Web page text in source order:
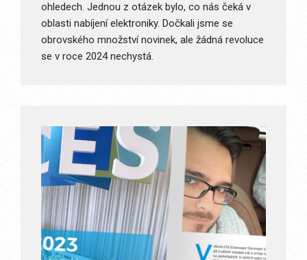
ohledech. Jednou z otázek bylo, co nás čeká v
oblasti nabíjení elektroniky. Dočkali jsme se
obrovského množství novinek, ale žádná revoluce
se v roce 2024 nechystá.